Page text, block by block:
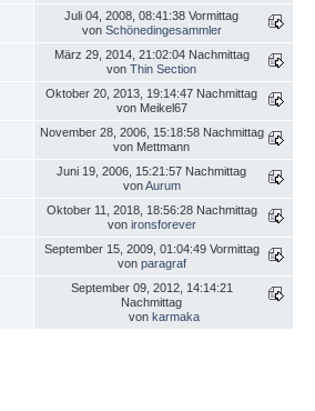
Juli 04, 2008, 08:41:38 Vormittag
von Schönedingesammler
März 29, 2014, 21:02:04 Nachmittag
von Thin Section
Oktober 20, 2013, 19:14:47 Nachmittag
von Meikel67
November 28, 2006, 15:18:58 Nachmittag
von Mettmann
Juni 19, 2006, 15:21:57 Nachmittag
vonAurum
Oktober 11, 2018, 18:56:28 Nachmittag
von ironsforever
September 15, 2009, 01:04:49 Vormittag
von paragraf
September 09, 2012, 14:14:21
Nachmittag
von karmaka